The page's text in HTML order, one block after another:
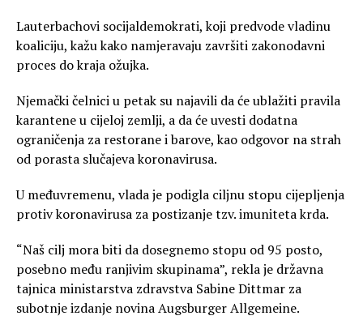
Lauterbachovi socijaldemokrati, koji predvode vladinu
koaliciju, kažu kako namjeravaju završiti zakonodavni
proces do kraja ožujka.
Njemački čelnici u petak su najavili da će ublažiti pravila
karantene u cijeloj zemlji, a da će uvesti dodatna
ograničenja za restorane i barove, kao odgovor na strah
od porasta slučajeva koronavirusa.
U međuvremenu, vlada je podigla ciljnu stopu cijepljenja
protiv koronavirusa za postizanje tzv. imuniteta krda.
“Naš cilj mora biti da dosegnemo stopu od 95 posto,
posebno među ranjivim skupinama”, rekla je državna
tajnica ministarstva zdravstva Sabine Dittmar za
subotnje izdanje novina Augsburger Allgemeine.